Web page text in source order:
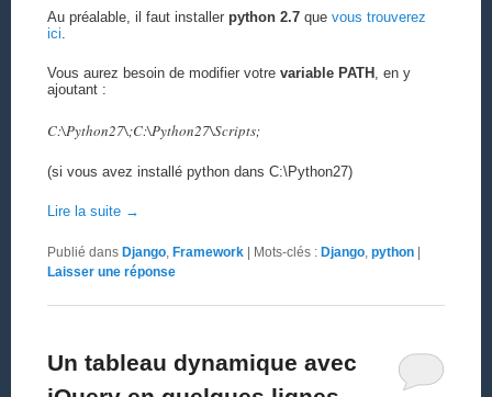
Au préalable, il faut installer python 2.7que vous trouverez
ici
Vous aurez besoin de modifier votre variable PATH, en y
ajoutant :
C:\Python27\;C:\Python27\Scripts;
(si vous avez installé python dans C:\Python27)
Lire la suite →
Publié dans Django, Framework Mots-clés : Django, python
Laisser une réponse
Un tableau dynamique avec